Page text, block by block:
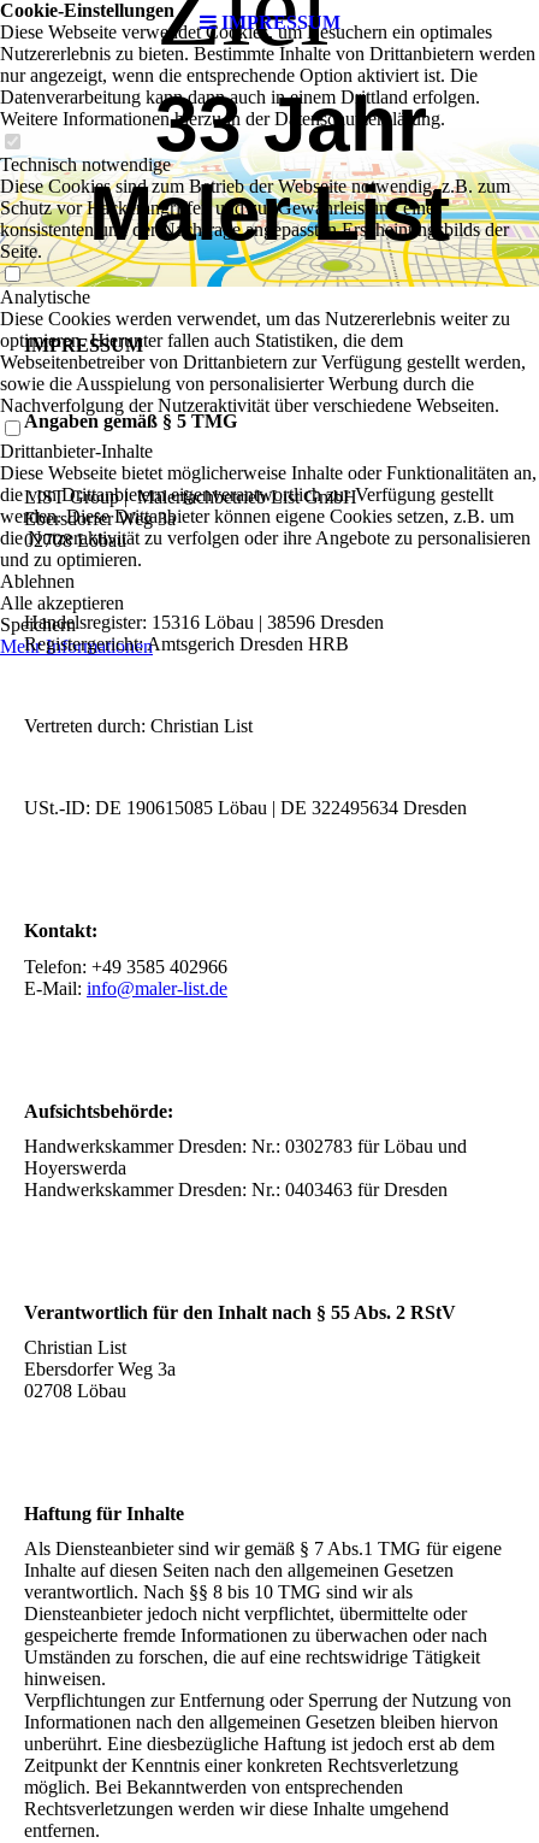
IMPRESSUM
33 Jahr
Maler List
IMPRESSUM
Angaben gemäß § 5 TMG
LIST Group | Malerfachbetrieb List GmbH
Ebersdorfer Weg 3a
02708 Löbau
Handelsregister: 15316 Löbau | 38596 Dresden
Registergericht: Amtsgerich Dresden HRB
Vertreten durch: Christian List
USt.-ID: DE 190615085 Löbau | DE 322495634 Dresden
Kontakt:
Telefon: +49 3585 402966
E-Mail: info@maler-list.de
Aufsichtsbehörde:
Handwerkskammer Dresden: Nr.: 0302783 für Löbau und
Hoyerswerda
Handwerkskammer Dresden: Nr.: 0403463 für Dresden
Verantwortlich für den Inhalt nach § 55 Abs. 2 RStV
Christian List
Ebersdorfer Weg 3a
02708 Löbau
Haftung für Inhalte
Als Diensteanbieter sind wir gemäß § 7 Abs.1 TMG für eigene
Inhalte auf diesen Seiten nach den allgemeinen Gesetzen
verantwortlich. Nach §§ 8 bis 10 TMG sind wir als
Diensteanbieter jedoch nicht verpflichtet, übermittelte oder
gespeicherte fremde Informationen zu überwachen oder nach
Umständen zu forschen, die auf eine rechtswidrige Tätigkeit
hinweisen.
Verpflichtungen zur Entfernung oder Sperrung der Nutzung von
Informationen nach den allgemeinen Gesetzen bleiben hiervon
unberührt. Eine diesbezügliche Haftung ist jedoch erst ab dem
Zeitpunkt der Kenntnis einer konkreten Rechtsverletzung
möglich. Bei Bekanntwerden von entsprechenden
Rechtsverletzungen werden wir diese Inhalte umgehend
entfernen.
Cookie-Einstellungen
Diese Webseite verwendet Cookies, um Besuchern ein optimales
Nutzererlebnis zu bieten. Bestimmte Inhalte von Drittanbietern werden
nur angezeigt, wenn die entsprechende Option aktiviert ist. Die
Datenverarbeitung kann dann auch in einem Drittland erfolgen.
Weitere Informationen hierzu in der Datenschutzerklärung.
Technisch notwendige
Diese Cookies sind zum Betrieb der Webseite notwendig, z.B. zum
Schutz vor Hackerangriffen und zur Gewährleistung eines
konsistenten und der Nachfrage angepassten Erscheinungsbilds der
Seite.
Analytische
Diese Cookies werden verwendet, um das Nutzererlebnis weiter zu
optimieren. Hierunter fallen auch Statistiken, die dem
Webseitenbetreiber von Drittanbietern zur Verfügung gestellt werden,
sowie die Ausspielung von personalisierter Werbung durch die
Nachverfolgung der Nutzeraktivität über verschiedene Webseiten.
Drittanbieter-Inhalte
Diese Webseite bietet möglicherweise Inhalte oder Funktionalitäten an,
die von Drittanbietern eigenverantwortlich zur Verfügung gestellt
werden. Diese Drittanbieter können eigene Cookies setzen, z.B. um
die Nutzeraktivität zu verfolgen oder ihre Angebote zu personalisieren
und zu optimieren.
Ablehnen
Alle akzeptieren
Speichern
Mehr Informationen